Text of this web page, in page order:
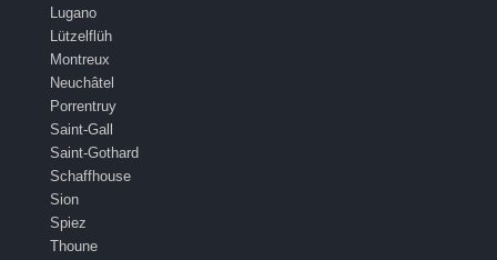
Lugano
Lützelflüh
Montreux
Neuchâtel
Porrentruy
Saint-Gall
Saint-Gothard
Schaffhouse
Sion
Spiez
Thoune